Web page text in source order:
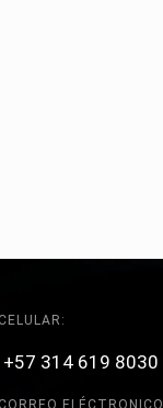
CELULAR:
+57 314 619 8030
CORREO ELÉCTRONICO